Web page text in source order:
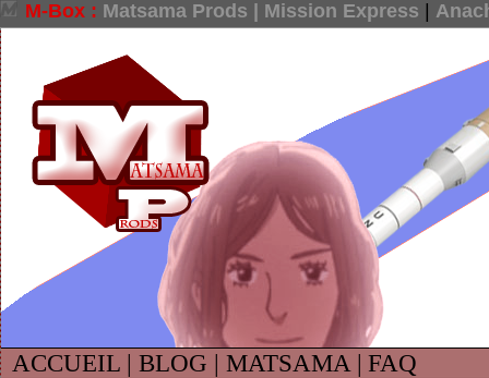
M-Box : Matsama Prods | Mission Express
ACCUEIL | BLOG | MATSAMA | FAQ